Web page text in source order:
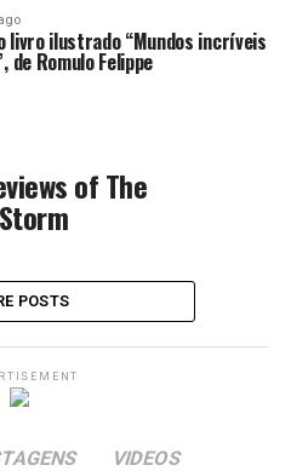
livro ilustrado “Mundos incríveis
de Romulo Felippe
of The
POSTS
VIDEOS